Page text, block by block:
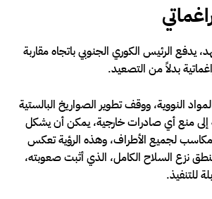
يدفع الرئيس الكوري الجنوبي باتجاه مقاربة
بدلاً من التصعيد.
النووية، ووقف تطوير الصواريخ البالستية
إلى منع أي صادرات خارجية، يمكن أن يشكل
لجميع الأطراف، وهذه الرؤية تعكس
نزع السلاح الكامل، الذي أثبت صعوبته،
للتنفيذ.